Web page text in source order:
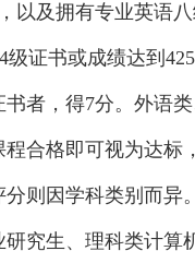
以及拥有专业英语
级证书或成绩达到
书者，得7分。外语
程合格即可视为达标
则因学科类别而异。
生、理科类计算